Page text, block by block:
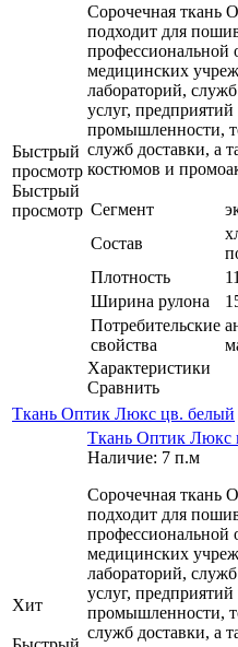
Быстрый
просмотр
Быстрый
просмотр
Сорочечная ткань
подходит для
профессиональной
медицинских
лабораторий,
услуг,
промышленности,
служб доставки, а
костюмов и
Сегмент
Состав
Плотность
Ширина рулона
Потребительские
свойства
Характеристики
Сравнить
Ткань Оптик Люкс цв. белый
Хит
Ткань Оптик Люкс
Наличие: 7 п.м
Сорочечная ткань
подходит для
профессиональной
медицинских
лабораторий,
услуг,
промышленности,
служб доставки, а